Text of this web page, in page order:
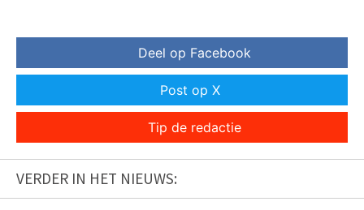
Deel op Facebook
Post op X
Tip de redactie
VERDER IN HET NIEUWS: